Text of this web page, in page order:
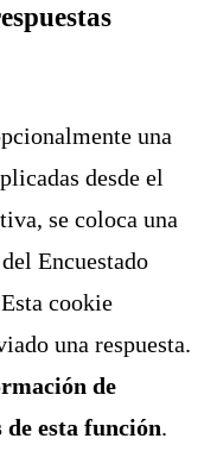
una
desde el
se coloca una
Encuestado
cookie
una respuesta.
de
esta función.